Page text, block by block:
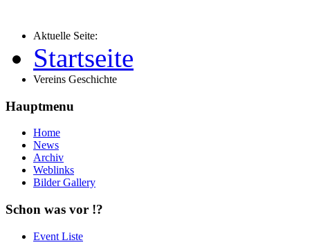
Aktuelle Seite:
Startseite
Vereins Geschichte
Hauptmenu
Home
News
Archiv
Weblinks
Bilder Gallery
Schon was vor !?
Event Liste